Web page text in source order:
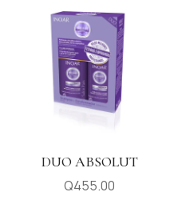
DUO ABSOLUT
Q455.00